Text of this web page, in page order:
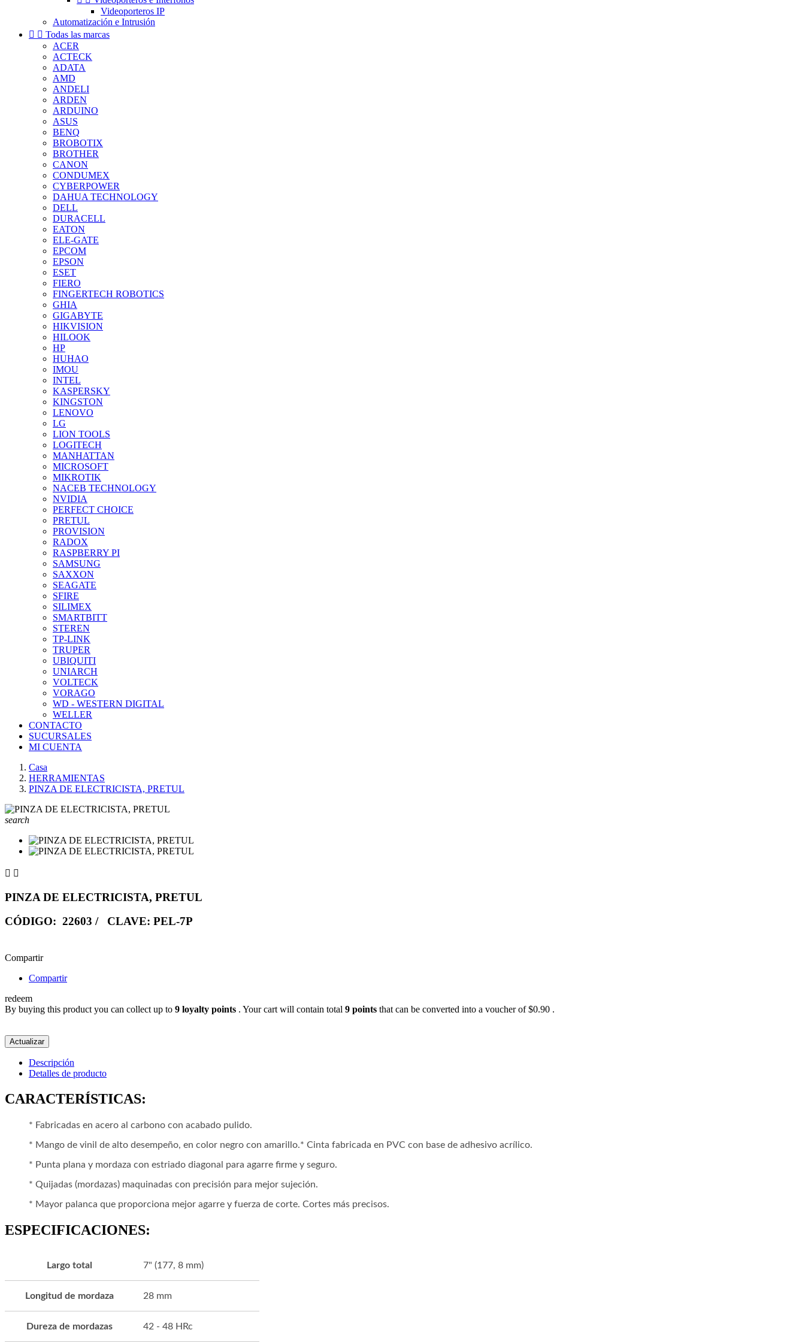
Videoporteros IP
Automatización e Intrusión
  Todas las marcas
ACER
ACTECK
ADATA
AMD
ANDELI
ARDEN
ARDUINO
ASUS
BENQ
BROBOTIX
BROTHER
CANON
CONDUMEX
CYBERPOWER
DAHUA TECHNOLOGY
DELL
DURACELL
EATON
ELE-GATE
EPCOM
EPSON
ESET
FIERO
FINGERTECH ROBOTICS
GHIA
GIGABYTE
HIKVISION
HILOOK
HP
HUHAO
IMOU
INTEL
KASPERSKY
KINGSTON
LENOVO
LG
LION TOOLS
LOGITECH
MANHATTAN
MICROSOFT
MIKROTIK
NACEB TECHNOLOGY
NVIDIA
PERFECT CHOICE
PRETUL
PROVISION
RADOX
RASPBERRY PI
SAMSUNG
SAXXON
SEAGATE
SFIRE
SILIMEX
SMARTBITT
STEREN
TP-LINK
TRUPER
UBIQUITI
UNIARCH
VOLTECK
VORAGO
WD - WESTERN DIGITAL
WELLER
CONTACTO
SUCURSALES
MI CUENTA
Casa
HERRAMIENTAS
PINZA DE ELECTRICISTA, PRETUL
search
 
PINZA DE ELECTRICISTA, PRETUL
CÓDIGO: 22603 / CLAVE: PEL-7P
Compartir
Compartir
redeem
By buying this product you can collect up to 9 loyalty points . Your cart will contain total 9 points that can be converted into a voucher of$0.90 .
Descripción
Detalles de producto
CARACTERÍSTICAS:
* Fabricadas en acero al carbono con acabado pulido.
* Mango de vinil de alto desempeño, en color negro con amarillo.* Cinta fabricada en PVC con base de adhesivo acrílico.
* Punta plana y mordaza con estriado diagonal para agarre firme y seguro.
* Quijadas (mordazas) maquinadas con precisión para mejor sujeción.
* Mayor palanca que proporciona mejor agarre y fuerza de corte. Cortes más precisos.
ESPECIFICACIONES:
Largo total 7" (177, 8 mm)
Longitud de mordaza 28 mm
Dureza de mordazas 42 - 48 HRc